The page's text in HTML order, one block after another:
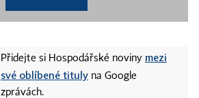
Přidejte si Hospodářské noviny mezi
své oblíbené tituly na Google
zprávách.